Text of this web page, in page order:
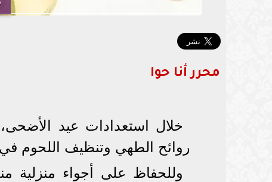
محرر أنا حوا
خلال استعدادات عيد
روائح الطهي وتنظيف اللحوم في
وللحفاظ على أجواء منزلية